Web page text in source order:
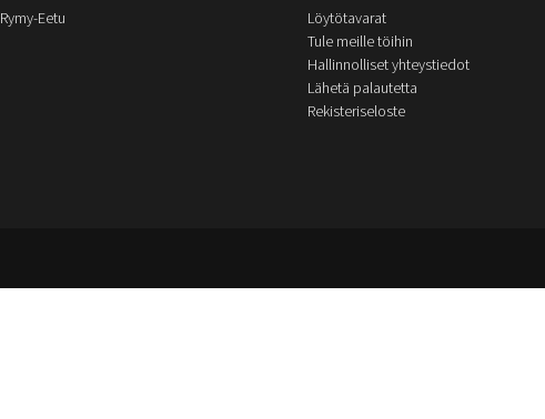
Rymy-Eetu
Löytötavarat
Tule meille töihin
Hallinnolliset yhteystiedot
Lähetä palautetta
Rekisteriseloste